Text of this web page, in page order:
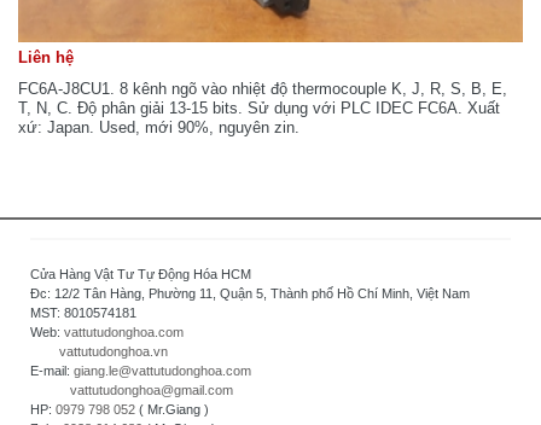
Liên hệ
FC6A-J8CU1. 8 kênh ngõ vào nhiệt độ thermocouple K, J, R, S, B, E,
T, N, C. Độ phân giải 13-15 bits. Sử dụng với PLC IDEC FC6A. Xuất
xứ: Japan. Used, mới 90%, nguyên zin.
Cửa Hàng Vật Tư Tự Động Hóa HCM
Đc: 12/2 Tân Hàng, Phường 11, Quận 5, Thành phố Hồ Chí Minh, Việt Nam
MST: 8010574181
Web: vattutudonghoa.com
vattutudonghoa.vn
E-mail: giang.le@vattutudonghoa.com
vattutudonghoa@gmail.com
HP: 0979 798 052 ( Mr.Giang )